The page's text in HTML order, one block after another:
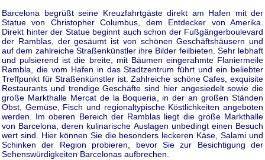
Barcelona begrüßt seine Kreuzfahrtgäste direkt am Hafen mit der
Statue von Christopher Columbus, dem Entdecker von Amerika.
Direkt hinter der Statue beginnt auch schon der Fußgängerboulevard
der Ramblas, der gesäumt ist von schönen Geschäftshäusern und
auf dem zahlreiche Straßenkünstler ihre Bilder feilbieten. Sehr lebhaft
und pulsierend ist die breite, mit Bäumen eingerahmte Flaniermeile
Rambla, die vom Hafen in das Stadtzentrum führt und ein beliebter
Treffpunkt für Straßenkünstler ist. Zahlreiche schöne Cafes, exquisite
Restaurants und trendige Geschäfte sind hier angesiedelt sowie die
große Markthalle Mercat de la Boqueria, in der an großen Ständen
Obst, Gemüse, Fisch und regionaltypische Köstlichkeiten angeboten
werden. Im oberen Bereich der Ramblas liegt die große Markthalle
von Barcelona, deren kulinarische Auslagen unbedingt einen Besuch
wert sind. Hier können Sie die besonders leckeren Käse, Salami und
Schinken der Region probieren, bevor Sie zur Besichtigung der
Sehenswürdigkeiten Barcelonas aufbrechen.